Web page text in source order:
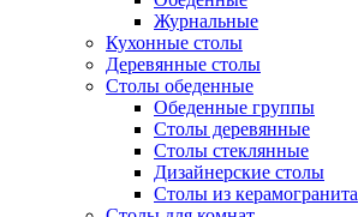
Журнальные
Кухонные столы
Деревянные столы
Столы обеденные
Обеденные группы
Столы деревянные
Столы стеклянные
Дизайнерские столы
Столы из керамогранита